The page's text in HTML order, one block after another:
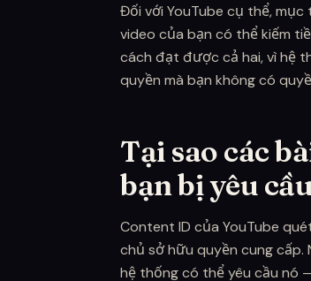
Đối với YouTube cụ thể,
video của bạn có thể kiếm
cách đạt được cả hai, vì hệ
quyền mà bạn không có
Tại sao các
bạn bị yêu
Content ID của YouTube
chủ sở hữu quyền cung cấp.
hệ thống có thể yêu cầu nó